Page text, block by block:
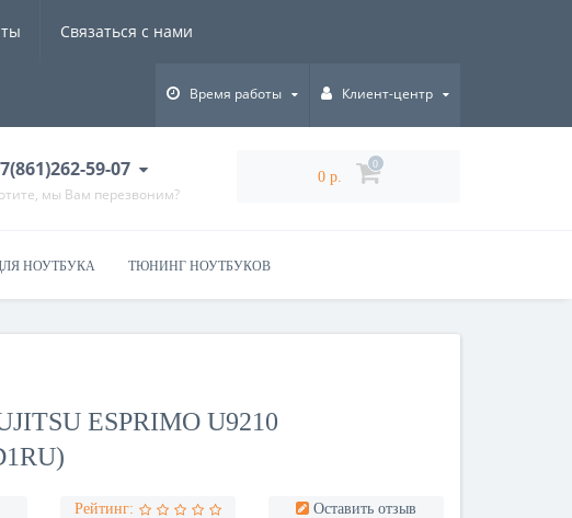
Связаться с нами
Время работы Клиент-центр
59-07
мы Вам перезвоним?
0 р.
0
НОУТБУКА ТЮНИНГ НОУТБУКОВ
ESPRIMO U9210
Рейтинг: Оставить отзыв